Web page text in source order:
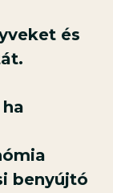
és
benyújtó